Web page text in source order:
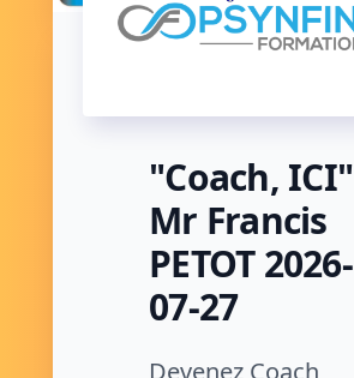
"Coach, ICI"
Mr Francis
PETOT 2026-
07-27